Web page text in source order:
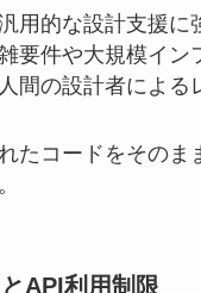
用的な設計支援に
要件や大規模イン
間の設計者による
たコードをそのま
API利用制限